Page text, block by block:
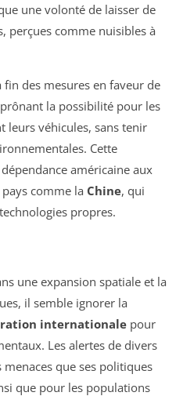
une volonté de laisser de
perçues comme nuisibles à
des mesures en faveur de
la possibilité pour les
leurs véhicules, sans tenir
Cette
américaine aux
comme la Chine, qui
propres.
une expansion spatiale et la
il semble ignorer la
internationale pour
Les alertes de divers
que ses politiques
que pour les populations